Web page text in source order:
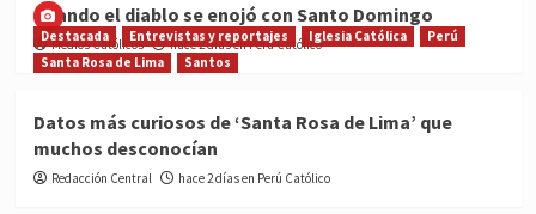
Cuando el diablo se enojó con Santo Domingo
Medios Católicos hace 2 días en Perú Católico
Destacada Entrevistas y reportajes Iglesia Católica
Perú
Santa Rosa de Lima
Santos
Datos más curiosos de ‘Santa Rosa de Lima’ que
muchos desconocían
Redacción Central hace 2 días en Perú Católico